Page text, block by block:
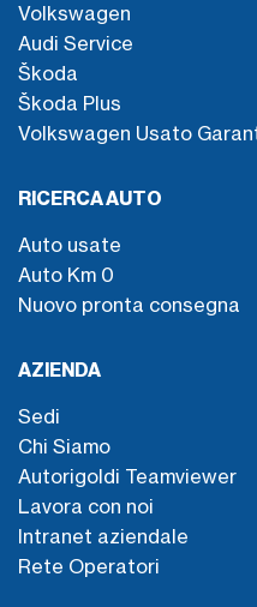
Volkswagen
Audi Service
Škoda
Škoda Plus
Volkswagen Usato
RICERCA AUTO
Auto usate
Auto Km 0
Nuovo pronta consegna
AZIENDA
Sedi
Chi Siamo
Autorigoldi Teamviewer
Lavora con noi
Intranet aziendale
Rete Operatori